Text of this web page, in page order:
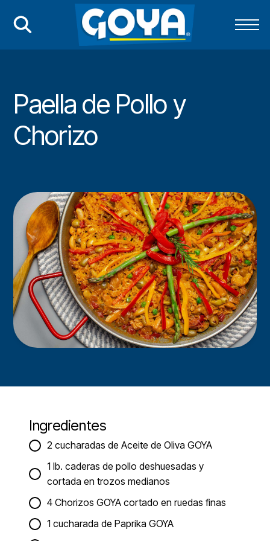
Paella de Pollo y
Chorizo
Ingredientes
2 cucharadas de Aceite de Oliva GOYA
1 lb. caderas de pollo deshuesadas y
cortada en trozos medianos
4 Chorizos GOYA cortado en ruedas finas
1 cucharada de Paprika GOYA